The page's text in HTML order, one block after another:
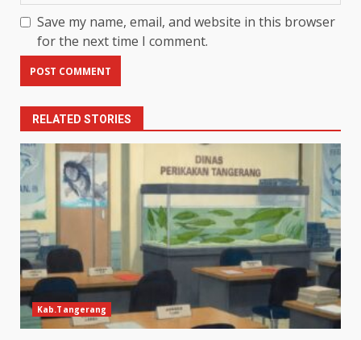
Save my name, email, and website in this browser
for the next time I comment.
RELATED STORIES
Kab.Tangerang